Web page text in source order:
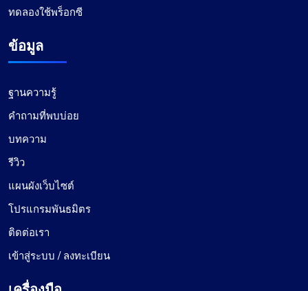
สะดวกในการชำระเงินหรือรับเงินคืนโดยอัตโนมัติ
เป็นคุณสมบัติที่โดดเด่น
ระหว่างพรอกซีแบบคงที่และแบบหมุนเวียนได้อย่าง
ทดลองใช้พร็อกซี
ข้อมูล
ฐานความรู้
คำถามที่พบบ่อย
บทความ
รีวิว
แผนผังเว็บไซต์
โปรแกรมพันธมิตร
ติดต่อเรา
เข้าสู่ระบบ / ลงทะเบียน